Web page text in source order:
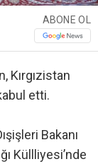
ABONE OL
Kırgızistan
etti.
Bakanı
Küllliyesi’nde